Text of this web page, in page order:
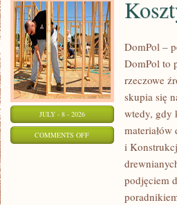
JULY - 8 - 2026
COMMENTS OFFON
FINANSOWANIE
DomPol –
DomPol to
rzeczowe
skupia się
wtedy, gdy
i
podjęciem